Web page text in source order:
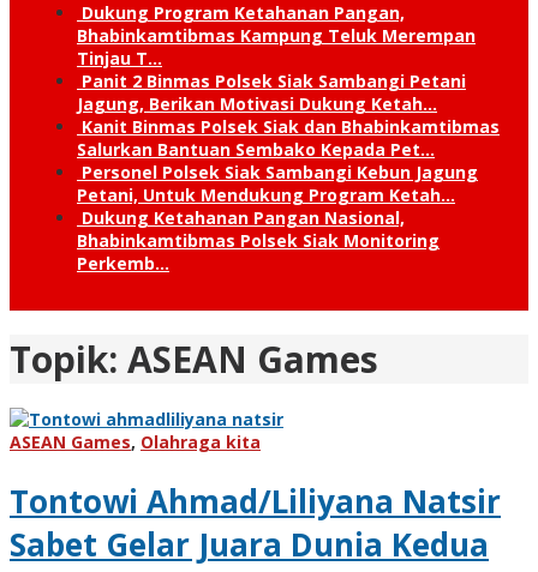
Dukung Program Ketahanan Pangan,
Bhabinkamtibmas Kampung Teluk Merempan
Tinjau T…
Panit 2 Binmas Polsek Siak Sambangi Petani
Jagung, Berikan Motivasi Dukung Ketah…
Kanit Binmas Polsek Siak dan Bhabinkamtibmas
Salurkan Bantuan Sembako Kepada Pet…
Personel Polsek Siak Sambangi Kebun Jagung
Petani, Untuk Mendukung Program Ketah…
Dukung Ketahanan Pangan Nasional,
Bhabinkamtibmas Polsek Siak Monitoring
Perkemb…
Topik: ASEAN Games
ASEAN Games, Olahraga kita
Tontowi Ahmad/Liliyana Natsir
Sabet Gelar Juara Dunia Kedua